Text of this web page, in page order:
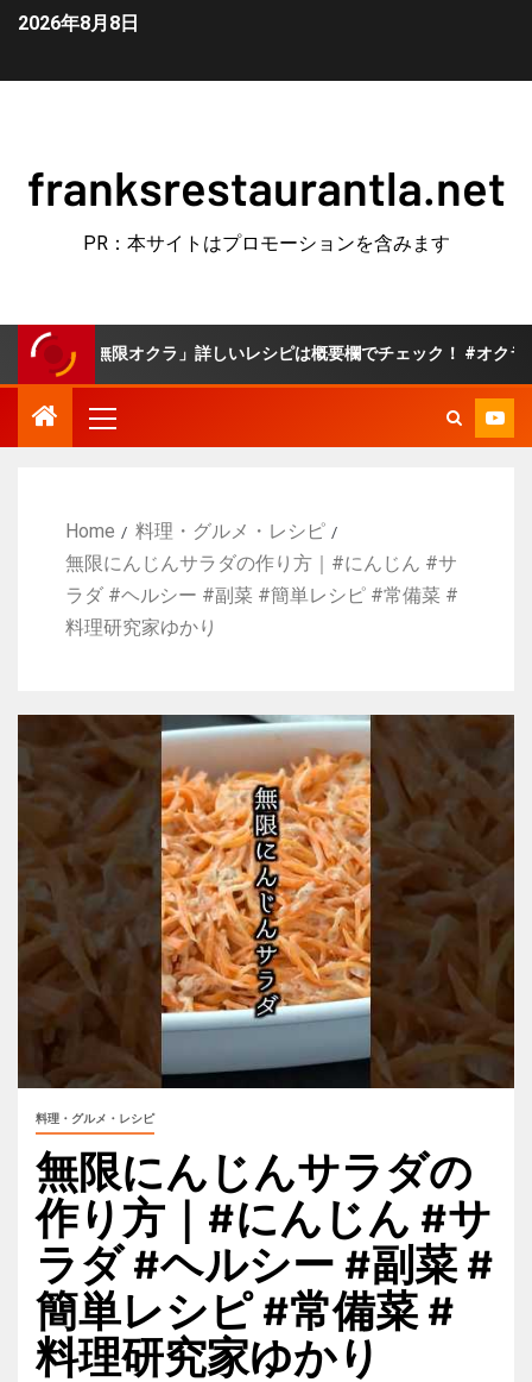
2026年8月8日
franksrestaurantla.net
PR：本サイトはプロモーションを含みます
限オクラ」詳しいレシピは概要欄でチェック！ #オクラ #副菜 #夏野
Home
料理・グルメ・レシピ
無限にんじんサラダの作り方｜#にんじん #サ
ラダ #ヘルシー #副菜 #簡単レシピ #常備菜 #
料理研究家ゆかり
料理・グルメ・レシピ
無限にんじんサラダの
作り方｜#にんじん #サ
ラダ #ヘルシー #副菜 #
簡単レシピ #常備菜 #
料理研究家ゆかり